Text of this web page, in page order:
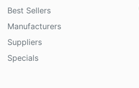
Best Sellers
Manufacturers
Suppliers
Specials